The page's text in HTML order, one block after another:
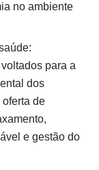
no ambiente
para a
dos
de
e gestão do